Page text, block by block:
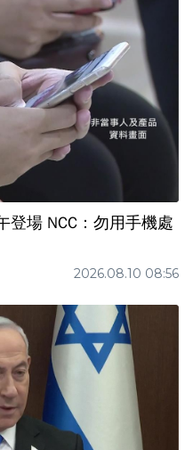
登場 NCC：勿用手機處
2026.08.10 08:56